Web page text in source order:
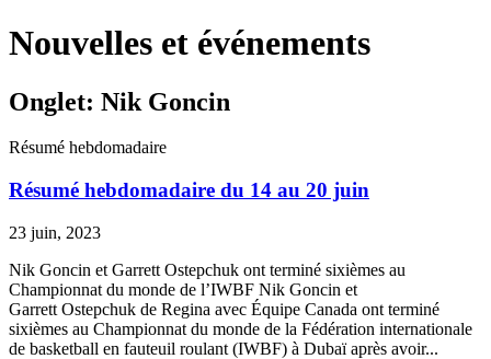
Nouvelles et événements
Onglet: Nik Goncin
Résumé hebdomadaire
Résumé hebdomadaire du 14 au 20 juin
23 juin, 2023
Nik Goncin et Garrett Ostepchuk ont terminé sixièmes au
Championnat du monde de l’IWBF Nik Goncin et
Garrett Ostepchuk de Regina avec Équipe Canada ont terminé
sixièmes au Championnat du monde de la Fédération internationale
de basketball en fauteuil roulant (IWBF) à Dubaï après avoir...